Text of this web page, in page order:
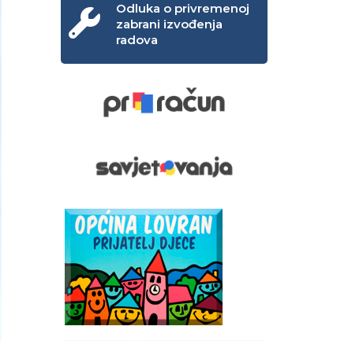
Odluka o privremenoj
zabrani izvođenja
radova